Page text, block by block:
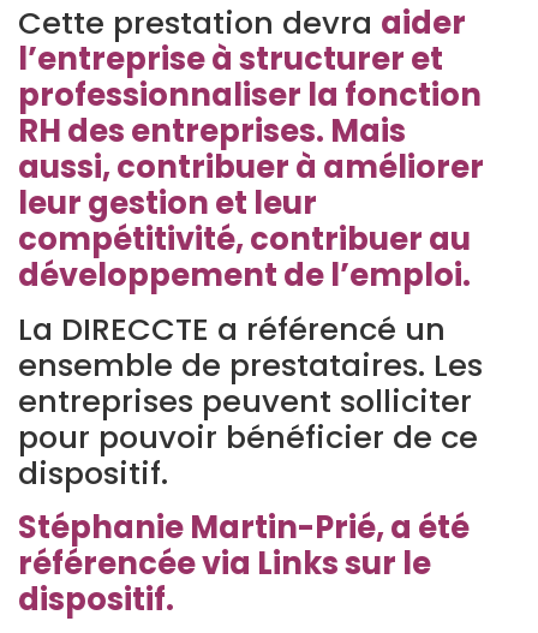
Cette prestation devra aider
l’entreprise à structurer et
professionnaliser la fonction
RH des entreprises. Mais
aussi,contribuer à améliorer
leur gestion et leur
compétitivité, contribuer au
développement de l’emploi.
La DIRECCTE a référencé un
ensemble de prestataires. Les
entreprises peuvent solliciter
pour pouvoir bénéficier de ce
dispositif.
Stéphanie Martin-Prié, a été
référencée via Links sur le
dispositif.